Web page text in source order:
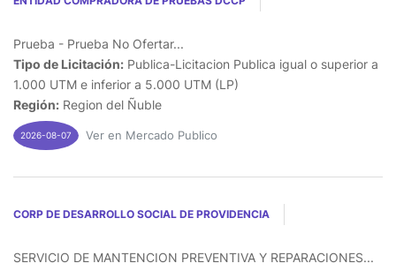
Prueba - Prueba No Ofertar...
Tipo de Licitación: Publica-Licitacion Publica igual o superior a
1.000 UTM e inferior a 5.000 UTM (LP)
Región: Region del Ñuble
2026-08-07 Ver en Mercado Publico
CORP DE DESARROLLO SOCIAL DE PROVIDENCIA
SERVICIO DE MANTENCION PREVENTIVA Y REPARACIONES...